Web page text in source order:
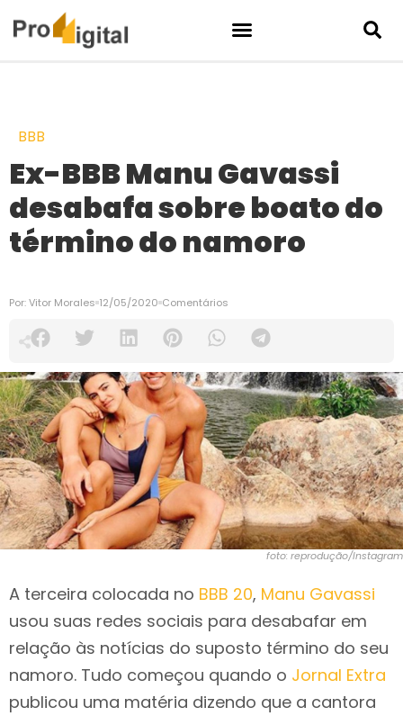
BBB
Ex-BBB Manu Gavassi
desabafa sobre boato do
término do namoro
Por:Vitor Morales 12/05/2020 Comentários
foto: reprodução/Instagram
A terceira colocada no BBB 20, Manu Gavassi
usou suas redes sociais para desabafar em
relação às notícias do suposto término do seu
namoro. Tudo começou quando o Jornal Extra
publicou uma matéria dizendo que a cantora